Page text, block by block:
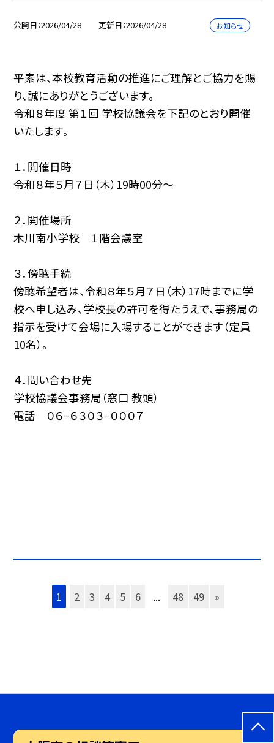
公開日 2026/04/28 更新日 2026/04/28 お知らせ
平素は、本校教育活動の推進にご理解とご協力を賜
り、誠にありがとうございます。
令和８年度 第１回 学校協議会を下記のとおり開催
いたします。
１．開催日時
令和８年５月７日（木）19時00分〜
２．開催場所
木川南小学校 １階会議室
３．傍聴手続
傍聴希望者は、令和８年５月７日（木）17時までに学
校へ申し込み、学校長の許可を得たうえで、事務局の
指示を受けて会場に入場することができます（定員
10名）。
４．問い合わせ先
学校協議会事務局（窓口 教頭）
電話 ０６−６３０３−０００７
1 2 3 4 5 6 ... 48 49 »